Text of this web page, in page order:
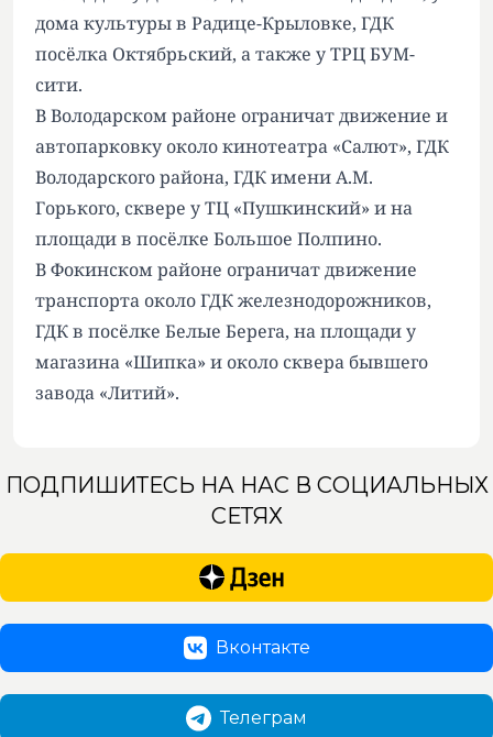
дома культуры в Радице-Крыловке, ГДК
посёлка Октябрьский, а также у ТРЦ БУМ-
сити.
В Володарском районе ограничат движение и
автопарковку около кинотеатра «Салют», ГДК
Володарского района, ГДК имени А.М.
Горького, сквере у ТЦ «Пушкинский» и на
площади в посёлке Большое Полпино.
В Фокинском районе ограничат движение
транспорта около ГДК железнодорожников,
ГДК в посёлке Белые Берега, на площади у
магазина «Шипка» и около сквера бывшего
завода «Литий».
ПОДПИШИТЕСЬ НА НАС В СОЦИАЛЬНЫХ
СЕТЯХ
Вконтакте
Телеграм